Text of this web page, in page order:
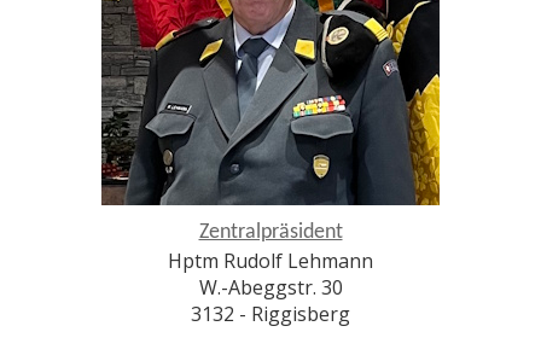
Zentralpräsident
Hptm Rudolf Lehmann
W.-Abeggstr. 30
3132 - Riggisberg